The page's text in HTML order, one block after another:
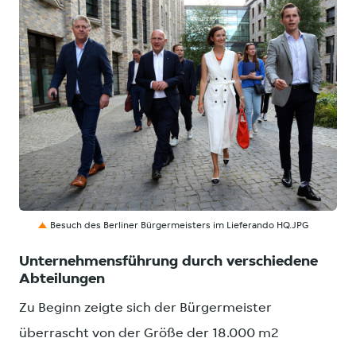
JPG
Besuch des Berliner Bürgermeisters im Lieferando HQ.JPG
Unternehmensführung durch verschiedene
Abteilungen
Zu Beginn zeigte sich der Bürgermeister
überrascht von der Größe der 18.000 m2